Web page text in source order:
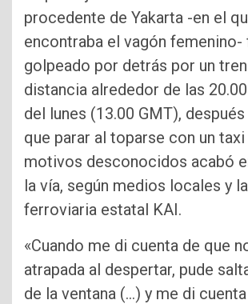
procedente de Yakarta -en el
encontraba el vagón femenino-
golpeado por detrás por un
distancia alrededor de las
del lunes (13.00 GMT),
que parar al toparse con un
motivos desconocidos acabó
la vía, según medios locales y
ferroviaria estatal KAI.
«Cuando me di cuenta de que
atrapada al despertar, pude
de la ventana (…) y me di